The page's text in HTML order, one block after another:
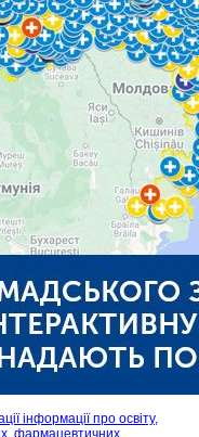
інформації про освіту,
фармацевтичних